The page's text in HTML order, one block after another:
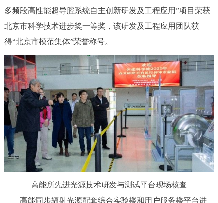
多频段高性能超导腔系统自主创新研发及工程应用”项目荣获
北京市科学技术进步奖一等奖，该研发及工程应用团队获
得“北京市模范集体”荣誉称号。
高能所先进光源技术研发与测试平台现场核查
高能同步辐射光源配套综合实验楼和用户服务楼平台进